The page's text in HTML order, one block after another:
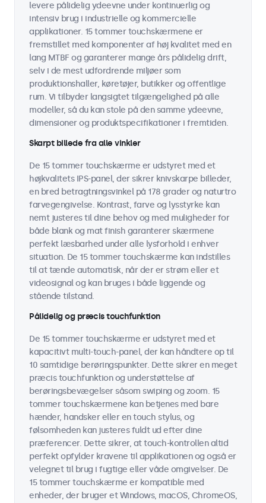
levere pålidelig ydeevne under kontinuerlig og
intensiv brug i industrielle og kommercielle
applikationer. 15 tommer touchskærmene er
fremstillet med komponenter af høj kvalitet med en
lang MTBF og garanterer mange års pålidelig drift,
selv i de mest udfordrende miljøer som
produktionshaller, køretøjer, butikker og offentlige
rum. Vi tilbyder langsigtet tilgængelighed på alle
modeller, så du kan stole på den samme ydeevne,
dimensioner og produktspecifikationer i fremtiden.
Skarpt billede fra alle vinkler
De 15 tommer touchskærme er udstyret med et
højkvalitets IPS-panel, der sikrer knivskarpe billeder,
en bred betragtningsvinkel på 178 grader og naturtro
farvegengivelse. Kontrast, farve og lysstyrke kan
nemt justeres til dine behov og med muligheder for
både blank og mat finish garanterer skærmene
perfekt læsbarhed under alle lysforhold i enhver
situation. De 15 tommer touchskærme kan indstilles
til at tænde automatisk, når der er strøm eller et
videosignal og kan bruges i både liggende og
stående tilstand.
Pålidelig og præcis touchfunktion
De 15 tommer touchskærme er udstyret med et
kapacitivt multi-touch-panel, der kan håndtere op til
10 samtidige berøringspunkter. Dette sikrer en meget
præcis touchfunktion og understøttelse af
berøringsbevægelser såsom swiping og zoom. 15
tommer touchskærmene kan betjenes med bare
hænder, handsker eller en touch stylus, og
følsomheden kan justeres fuldt ud efter dine
præferencer. Dette sikrer, at touch-kontrollen altid
perfekt opfylder kravene til applikationen og også er
velegnet til brug i fugtige eller våde omgivelser. De
15 tommer touchskærme er kompatible med
enheder, der bruger et Windows, macOS, ChromeOS,